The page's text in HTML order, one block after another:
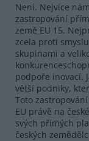
Není. Nejvíce
zastropování
země EU 15.
zcela proti
skupinami a
podpoře inovací.
větší podniky,
Toto
EU právě na
svých přímých
českých